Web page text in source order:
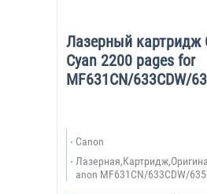
Лазерный картридж
Cyan 2200 pages for
MF631CN/633CDW/
Canon
anon MF631CN/633CDW/